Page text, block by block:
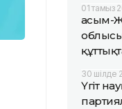
01 тамыз
Қасым-
30 шілде
Үгіт